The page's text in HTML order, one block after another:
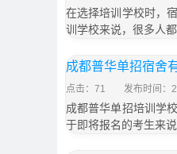
在选择培训学校时，
训学校来说，很多人
成都普华单招宿舍
点击：71 发布时间：
成都普华单招培训学
于即将报名的考生来